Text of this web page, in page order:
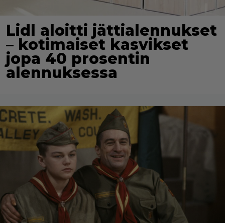
Lidl aloitti jättialennukset
– kotimaiset kasvikset
jopa 40 prosentin
alennuksessa